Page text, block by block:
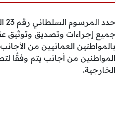
جميع إجراءات وتصديق وتوثيق
بالمواطنين العمانيين من
المواطنين من أجانب يتم وفقًا
الخارجية.